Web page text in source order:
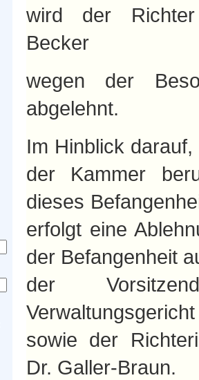
wird der Richter
Becker
wegen der
abgelehnt.
Im Hinblick
der Kammer
dieses
erfolgt eine
der Befangenheit
der
sowie der
Dr. Galler-Braun.